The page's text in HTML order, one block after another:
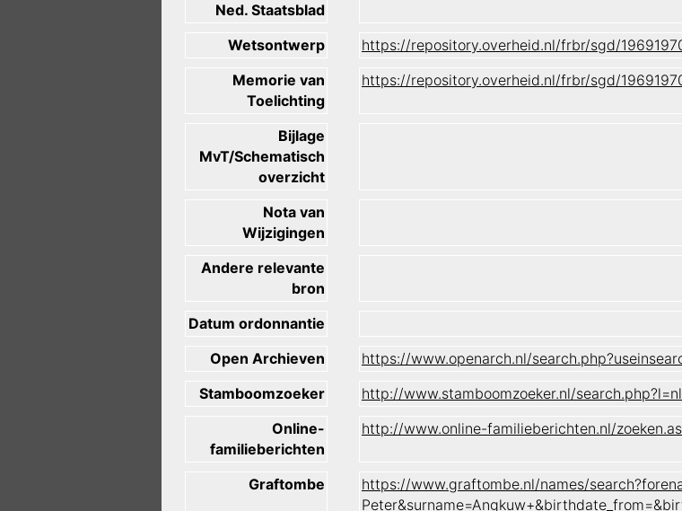
Ned. Staatsblad
Wetsontwerp
https://repository.overheid.nl/frbr/sgd/
Memorie van
Toelichting
https://repository.overheid.nl/frbr/sgd/
Bijlage
MvT/Schematisch
overzicht
Nota van
Wijzigingen
Andere relevante
bron
Datum ordonnantie
Open Archieven
https://www.openarch.nl/
Stamboomzoeker
http://www.stamboomzoeker.nl/
Online-
familieberichten
http://www.online-familieberichten.nl/
Graftombe
https://www.graftombe.nl/names/